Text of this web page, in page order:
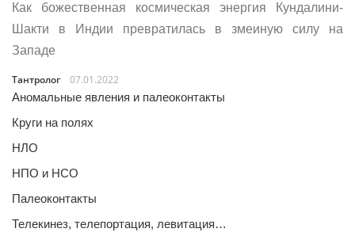
Как божественная космическая энергия Кундалини-
Шакти в Индии превратилась в змеиную силу на
Западе
Тантролог
07.01.2022
Аномальные явления и палеоконтакты
Круги на полях
НЛО
НПО и НСО
Палеоконтакты
Телекинез, телепортация, левитация…